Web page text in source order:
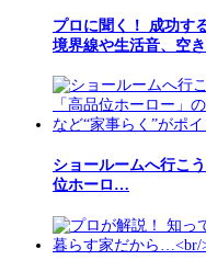
プロに聞く！ 成功す
境界線や生活音、空
ショールームへ行こ
位ホーロ…